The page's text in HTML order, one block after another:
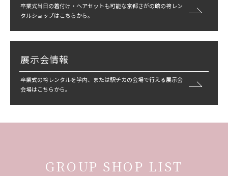
卒業式当日の着付け・ヘアセットも可能な京都さがの館の袴レン
タルショップはこちらから。
展示会情報
卒業式の袴レンタルを学内、または駅チカの会場で行える展示会
会場はこちらから。
GROUP SHOP LIST